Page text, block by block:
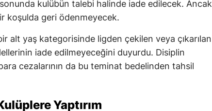
kulübün talebi halinde iade edilecek. Ancak
koşulda geri ödenmeyecek.
alt yaş kategorisinde ligden çekilen veya çıkarılan
iade edilmeyeceğini duyurdu. Disiplin
cezalarının da bu teminat bedelinden tahsil
Yaptırım